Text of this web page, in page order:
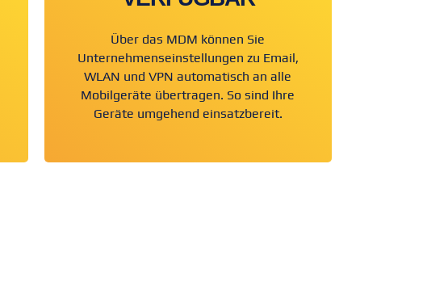
Über das MDM können Sie
Unternehmenseinstellungen zu Email,
WLAN und VPN automatisch an alle
Mobilgeräte übertragen. So sind Ihre
Geräte umgehend einsatzbereit.